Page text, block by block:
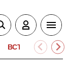
ВСТУПНА